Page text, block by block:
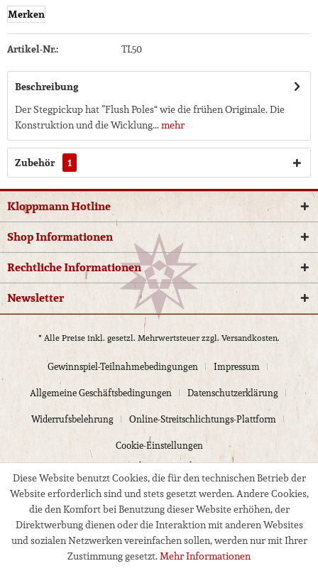
Merken
Artikel-Nr.: TL50
Beschreibung
Der Stegpickup hat ”Flush Poles“ wie die frühen Originale. Die
Konstruktion und die Wicklung...mehr
Zubehör 1
Kloppmann Hotline
Shop Informationen
Rechtliche Informationen
Newsletter
* Alle Preise inkl. gesetzl. Mehrwertsteuer zzgl. Versandkosten.
Gewinnspiel-Teilnahmebedingungen
Impressum
Allgemeine Geschäftsbedingungen
Datenschutzerklärung
Widerrufsbelehrung
Online-Streitschlichtungs-Plattform
Cookie-Einstellungen
© 2024 Kloppmann Electrics
Diese Website benutzt Cookies, die für den technischen Betrieb der
Website erforderlich sind und stets gesetzt werden. Andere Cookies,
die den Komfort bei Benutzung dieser Website erhöhen, der
Direktwerbung dienen oder die Interaktion mit anderen Websites
und sozialen Netzwerken vereinfachen sollen, werden nur mit Ihrer
Zustimmung gesetzt.Mehr Informationen